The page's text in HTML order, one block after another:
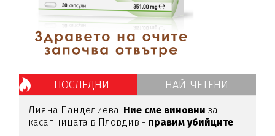
ПОСЛЕДНИ НАЙ-ЧЕТЕНИ
Лияна Панделиева: Ние сме виновниза
касапницата в Пловдив - правим убийците